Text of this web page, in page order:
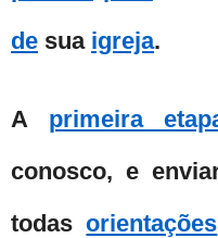
de sua igreja.
A primeira
conosco, e
todasorientações